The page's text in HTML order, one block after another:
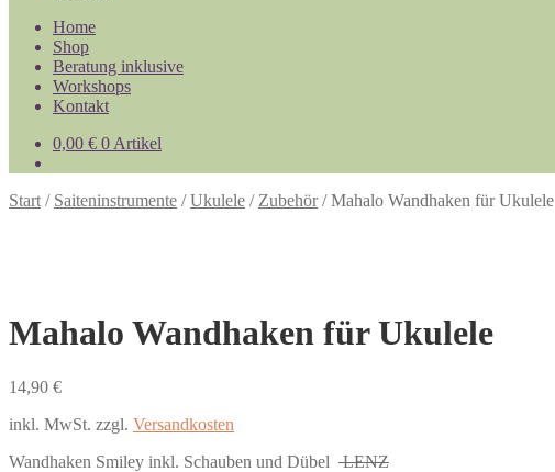
Home
Shop
Beratung inklusive
Workshops
Kontakt
0,00 € 0 Artikel
Start / Saiteninstrumente /Ukulele / Zubehör/Mahalo Wandhaken für Ukulele
Mahalo Wandhaken für Ukulele
14,90 €
inkl. MwSt. zzgl. Versandkosten
Wandhaken Smiley inkl. Schauben und Dübel LENZ